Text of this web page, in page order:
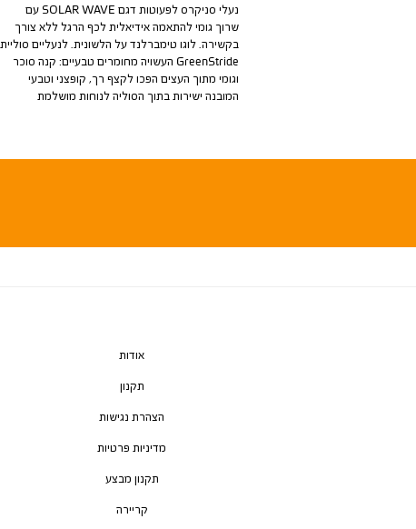
נעלי סניקרס לפעוטות דגם SOLAR WAVE עם
שרוך גומי להתאמה אידיאלית לכף הרגל ללא צורך
בקשירה. לוגו טימברלנד על הלשונית. לנעליים סוליית
GreenStride העשויה מחומרים טבעיים: קנה סוכר
וגומי מתוך העצים הפכו לקצף רך, קופצני וטבעי
המובנה ישירות בתוך הסוליה לנוחות מושלמת
אודות
תקנון
הצהרת נגישות
מדיניות פרטיות
תקנון מבצע
קריירה